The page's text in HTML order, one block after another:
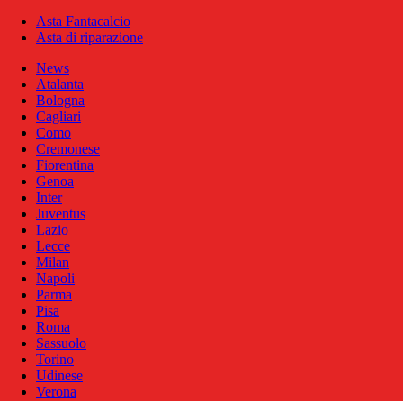
Asta Fantacalcio
Asta di riparazione
News
Atalanta
Bologna
Cagliari
Como
Cremonese
Fiorentina
Genoa
Inter
Juventus
Lazio
Lecce
Milan
Napoli
Parma
Pisa
Roma
Sassuolo
Torino
Udinese
Verona